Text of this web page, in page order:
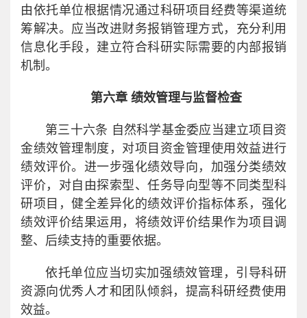
由依托单位根据情况通过科研项目经费等渠道统
筹解决。应当改进财务报销管理方式，充分利用
信息化手段，建立符合科研实际需要的内部报销
机制。
第六章 绩效管理与监督检查
第三十六条 自然科学基金委应当建立项目资
金绩效管理制度，对项目资金管理使用效益进行
绩效评价。进一步强化绩效导向，加强分类绩效
评价，对自由探索型、任务导向型等不同类型科
研项目，健全差异化的绩效评价指标体系，强化
绩效评价结果运用，将绩效评价结果作为项目调
整、后续支持的重要依据。
依托单位应当切实加强绩效管理，引导科研
资源向优秀人才和团队倾斜，提高科研经费使用
效益。